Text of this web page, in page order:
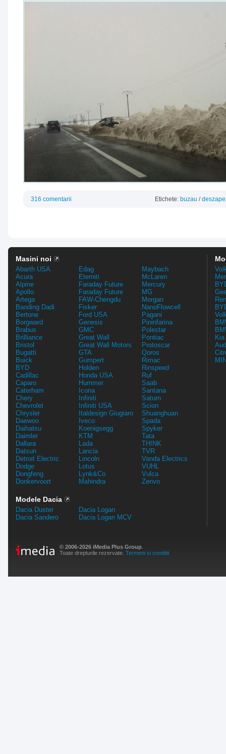
316 comentarii Etichete: buzau /
Masini noi
Abarth USA
Acura
Alpine
Apollo
Artega
Baoding Dadi
Bertone
Borgward
Brabus
Brilliance
Bristol
Bugatti
Buick
BYD
Cadillac
Caparo
Caterham
Chery
Chevrolet
Chrysler
Daewoo
Daihatsu
Daimler
Dallara
Datsun
Detroit Electric
Dodge
Dongfeng
Donkervoort
Edag
Eterniti
Faraday Future
Faraday Future
FAW-Chengdu
Fisker
Ford USA
Genesis
GMC
Great Wall
Great Wall Motors
GTA
Gumpert
Holden
Honda USA
Hummer
Icona
Infiniti
Infiniti USA
Italdesign Giugiaro
Iveco
Koenigsegg
KTM
Lada
Lancia
Lincoln
Lotus
Lynk&Co
Mahindra
Maybach
McLaren
Mercury
MG
Morgan
NanoFlowcell
Pagani
Pininfarina
Polestar
Pontiac
Protoscar
Qoros
Rimac
Rinspeed
Ruf
Saab
Santana
Saturn
Scion
Shuanghuan
Spada
Spyker
Tata
TH!NK
TVR
Vanda Electrics
VUHL
Vulca
Zenvo
Modele Dacia
Dacia Duster
Dacia Sandero
Dacia Logan
Dacia Logan MCV
© 2006-2026 iMedia Plus Group
Toate drepturile rezervate. Termeni si conditii